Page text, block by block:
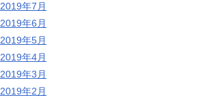
2019年7月
2019年6月
2019年5月
2019年4月
2019年3月
2019年2月